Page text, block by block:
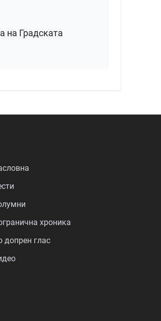
на Градската
хроника
допрен глас